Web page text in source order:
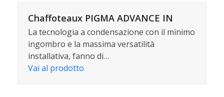
Chaffoteaux PIGMA ADVANCE IN
La tecnologia a condensazione con il minimo
ingombro e la massima versatilità
installativa, fanno di…
Vai al prodotto